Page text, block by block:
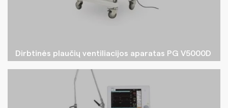
Dirbtinės plaučių ventiliacijos aparatas PG V5000D